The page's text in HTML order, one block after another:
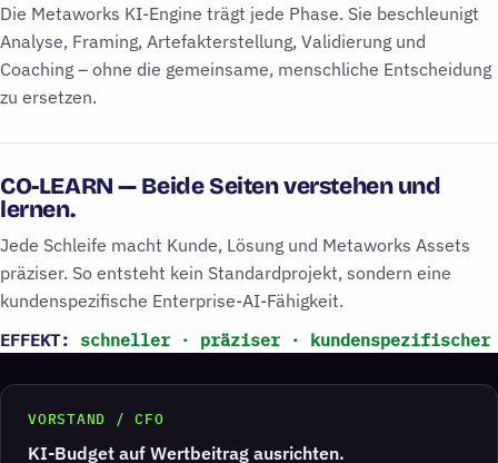
Die Metaworks KI-Engine trägt jede Phase. Sie beschleunigt
Analyse, Framing, Artefakterstellung, Validierung und
Coaching – ohne die gemeinsame, menschliche Entscheidung
zu ersetzen.
CO-LEARN — Beide Seiten verstehen und
lernen.
Jede Schleife macht Kunde, Lösung und Metaworks Assets
präziser. So entsteht kein Standardprojekt, sondern eine
kundenspezifische Enterprise-AI-Fähigkeit.
EFFEKT: schneller · präziser · kundenspezifischer
Für wen Metaworks arbeitet
VORSTAND / CFO
KI-Budget auf Wertbeitrag ausrichten.